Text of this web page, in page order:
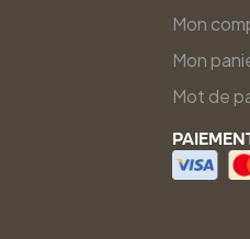
Mon
Mon
Mot de